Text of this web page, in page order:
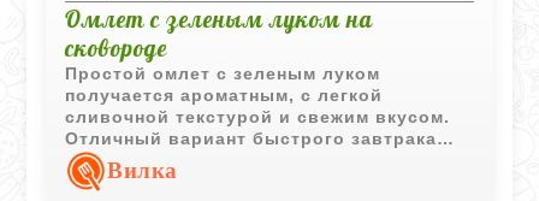
Омлет с зеленым луком на
сковороде
Простой омлет с зеленым луком
получается ароматным, с легкой
сливочной текстурой и свежим вкусом.
Отличный вариант быстрого завтрака
или легкого перекуса в течение дня.
Вилка